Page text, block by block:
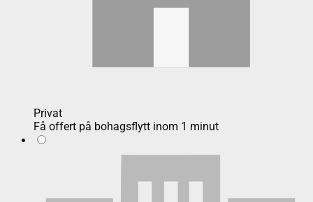
Privat
Få offert på bohagsflytt inom 1 minut